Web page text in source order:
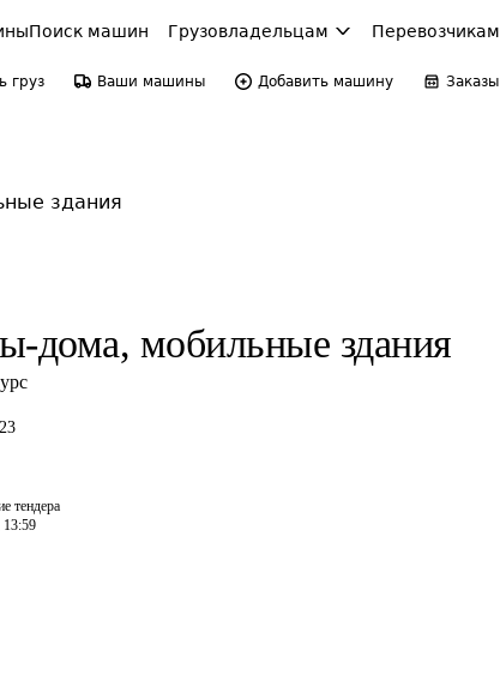
Поиск машин Грузовладельцам Перевозчикам
груз Ваши машины Добавить машину Заказы
здания
дома, мобильные здания
тендера
13:59